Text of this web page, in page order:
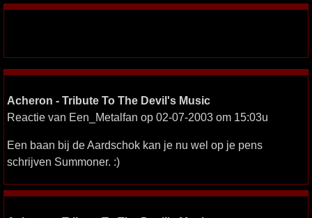
Acheron - Tribute To The Devil's Music
Reactie van Een_Metalfan op 02-07-2003 om 15:03u
Een baan bij de Aardschok kan je nu wel op je pens
schrijven Summoner. :)